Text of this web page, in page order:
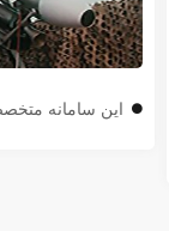
این سامانه